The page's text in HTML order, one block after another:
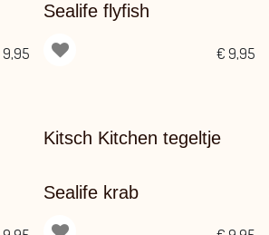
9,95
Sealife flyfish
€ 9,95
Kitsch Kitchen tegeltje
Sealife krab